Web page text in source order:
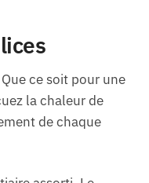
ce soit pour une
la chaleur de
de chaque